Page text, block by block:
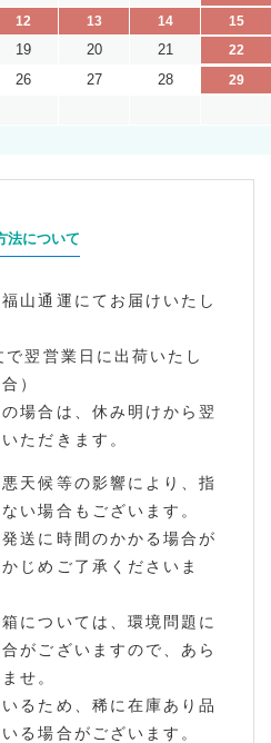
12 13 14
15
19 20 21
22
26 27 28
29
法について
山通運にてお届けいたし
翌営業日に出荷いたし
）
場合は、休み明けから翌
ただきます。
天候等の影響により、指
い場合もございます。
送に時間のかかる場合が
じめご了承くださいま
については、環境問題に
がございますので、あら
せ。
るため、稀に在庫あり品
る場合がございます。